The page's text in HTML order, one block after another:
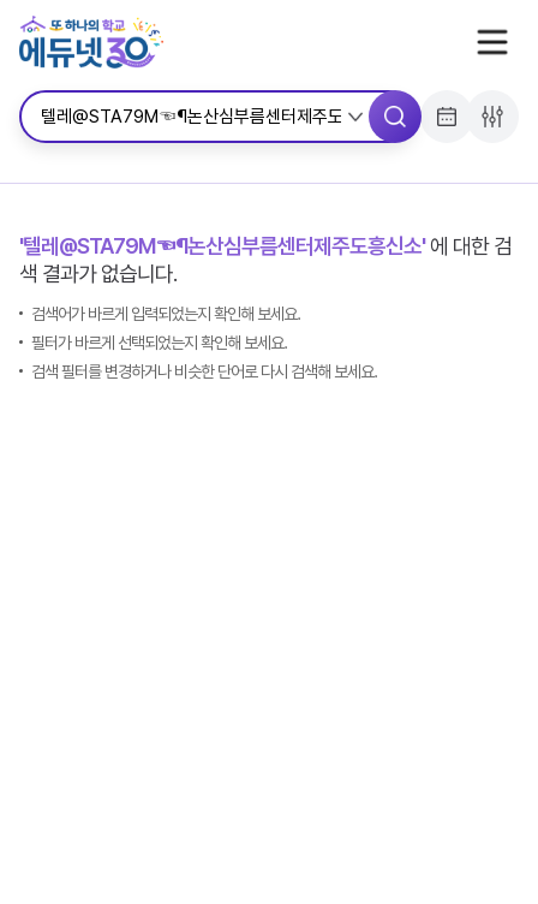
'텔레@STA79M☜¶논산심부름센터제주도흥신소'에 대한 검
색 결과가 없습니다.
검색어가 바르게 입력되었는지 확인해 보세요.
필터가 바르게 선택되었는지 확인해 보세요.
검색 필터를 변경하거나 비슷한 단어로 다시 검색해 보세요.